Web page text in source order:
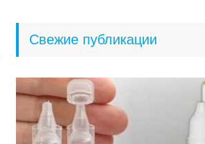
Свежие публикации